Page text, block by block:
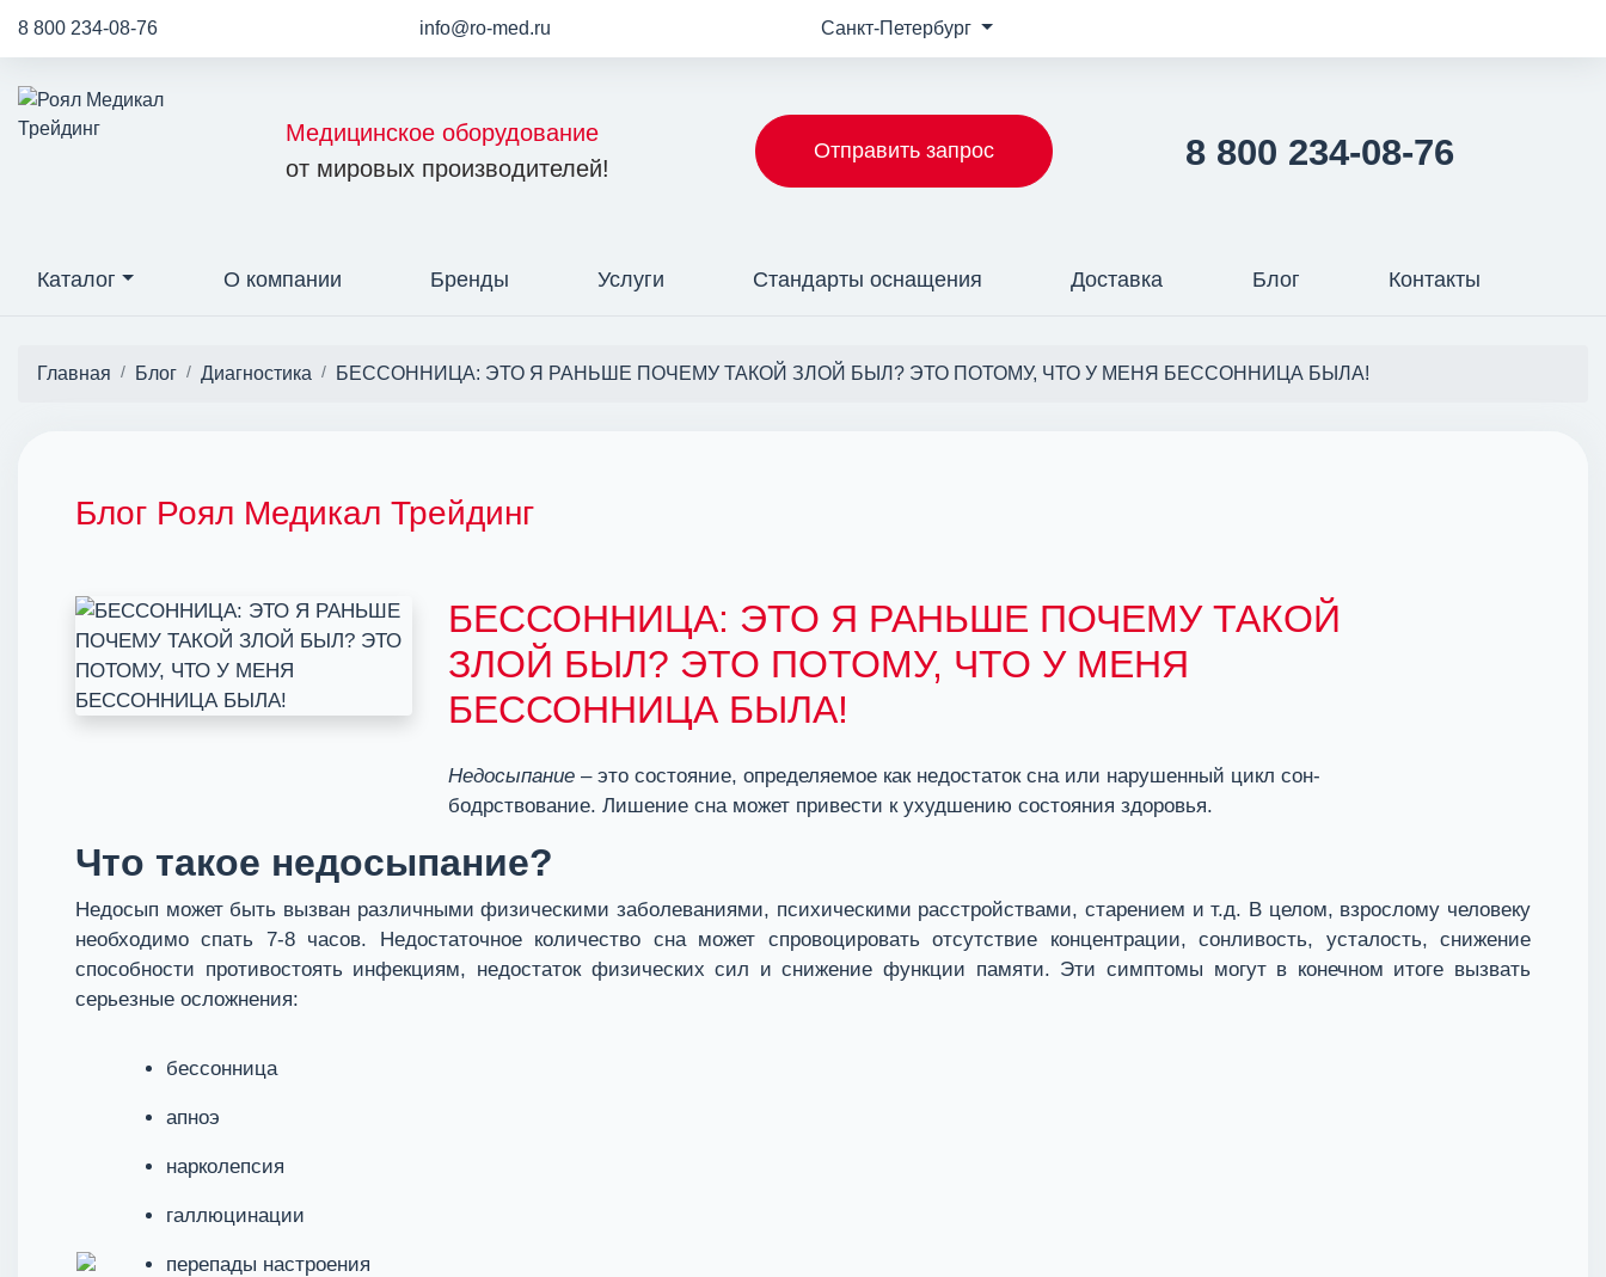
8 800 234-08-76 info@ro-med.ru Санкт-Петербург
Медицинское оборудование
от мировых производителей!
Отправить запрос 8 800 234-08-76
Каталог О компании Бренды Услуги Стандарты оснащения Доставка Блог Контакты
Главная Блог Диагностика БЕССОННИЦА: ЭТО Я РАНЬШЕ ПОЧЕМУ ТАКОЙ ЗЛОЙ БЫЛ? ЭТО ПОТОМУ, ЧТО У МЕНЯ БЕССОННИЦА БЫЛА!
Блог Роял Медикал Трейдинг
БЕССОННИЦА: ЭТО Я РАНЬШЕ ПОЧЕМУ ТАКОЙ
ЗЛОЙ БЫЛ? ЭТО ПОТОМУ, ЧТО У МЕНЯ
БЕССОННИЦА БЫЛА!
Недосыпание – это состояние, определяемое как недостаток сна или нарушенный цикл сон-
бодрствование. Лишение сна может привести к ухудшению состояния здоровья.
Что такое недосыпание?
Недосып может быть вызван различными физическими заболеваниями, психическими расстройствами, старением и т.д. В целом, взрослому человеку
необходимо спать 7-8 часов. Недостаточное количество сна может спровоцировать отсутствие концентрации, сонливость, усталость, снижение
способности противостоять инфекциям, недостаток физических сил и снижение функции памяти. Эти симптомы могут в конечном итоге вызвать
серьезные осложнения:
бессонница
апноэ
нарколепсия
галлюцинации
перепады настроения